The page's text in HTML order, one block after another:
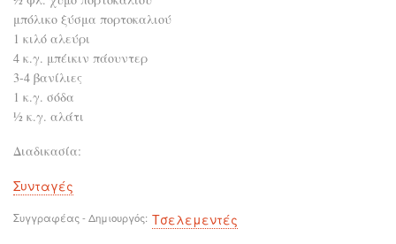
μπόλικο ξύσμα πορτοκαλιού
1 κιλό αλεύρι
4 κ.γ. μπέικιν πάουντερ
3-4 βανίλιες
1 κ.γ. σόδα
½ κ.γ. αλάτι
Διαδικασία:
Συνταγές
Συγγραφέας - Δημιουργός Τσελεμεντές